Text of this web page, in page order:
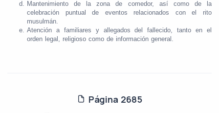
Mantenimiento de la zona de comedor, así como de la
celebración puntual de eventos relacionados con el rito
musulmán.
Atención a familiares y allegados del fallecido, tanto en el
orden legal, religioso como de información general.
Página 2685